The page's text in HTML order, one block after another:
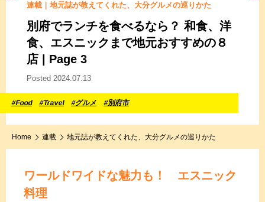
連載｜地元誌が教えてくれた、大分グルメの巡りかた
別府でランチを食べるなら？ 和食、洋
食、エスニックまで地元おすすめの８
店 | Page 3
Posted 2024.07.13
#Food #Travel #グルメ #別府市
Home 連載 地元誌が教えてくれた、大分グルメの巡りかた
ワールドワイドな魅力も！ エスニック
料理